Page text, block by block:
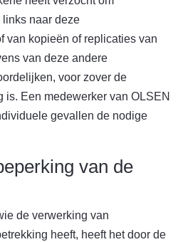
naar deze
van kopieën of replicaties van
van deze andere
voor zover de
is. Een medewerker van OLSEN
gevallen de nodige
van de
de verwerking van
heeft, heeft het door de